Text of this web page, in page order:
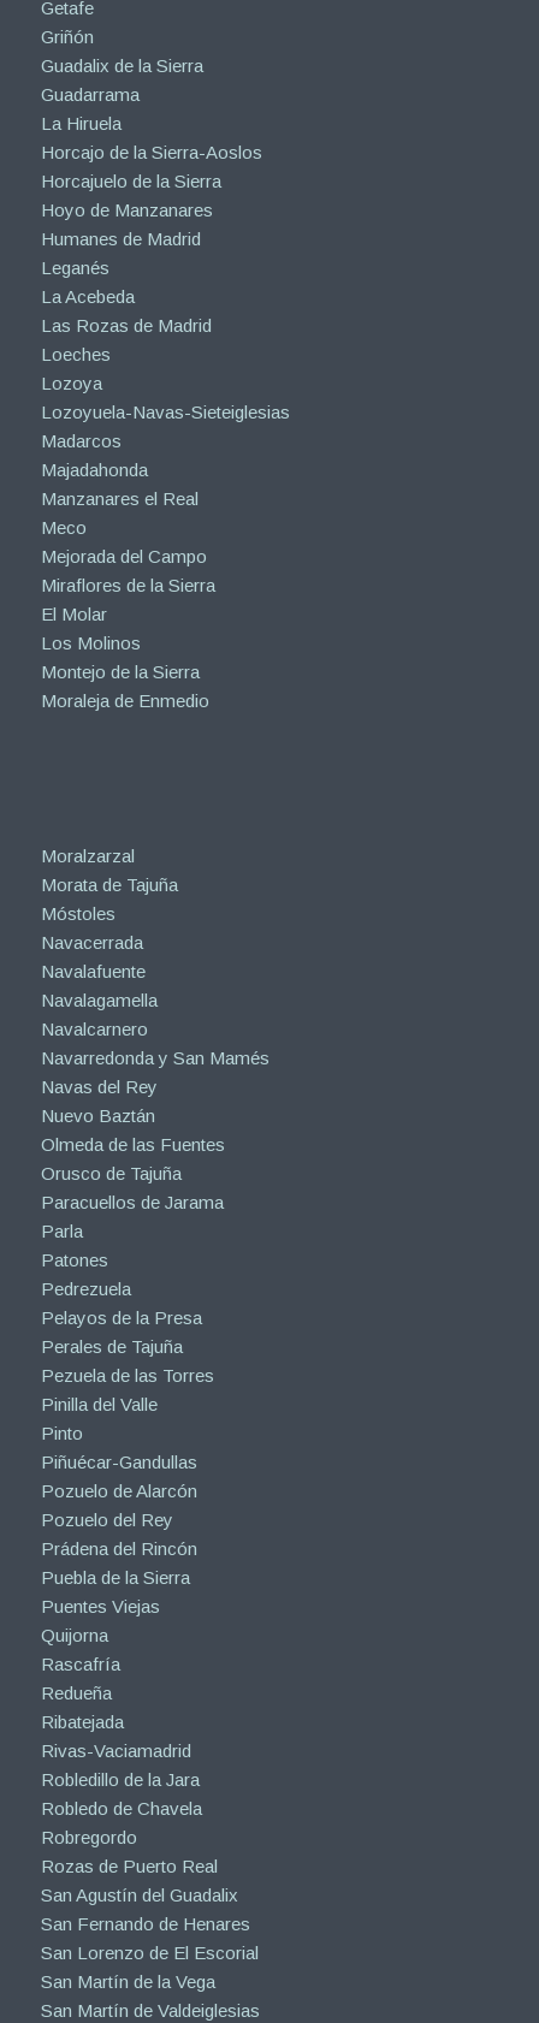
Getafe
Griñón
Guadalix de la Sierra
Guadarrama
La Hiruela
Horcajo de la Sierra-Aoslos
Horcajuelo de la Sierra
Hoyo de Manzanares
Humanes de Madrid
Leganés
La Acebeda
Las Rozas de Madrid
Loeches
Lozoya
Lozoyuela-Navas-Sieteiglesias
Madarcos
Majadahonda
Manzanares el Real
Meco
Mejorada del Campo
Miraflores de la Sierra
El Molar
Los Molinos
Montejo de la Sierra
Moraleja de Enmedio
Moralzarzal
Morata de Tajuña
Móstoles
Navacerrada
Navalafuente
Navalagamella
Navalcarnero
Navarredonda y San Mamés
Navas del Rey
Nuevo Baztán
Olmeda de las Fuentes
Orusco de Tajuña
Paracuellos de Jarama
Parla
Patones
Pedrezuela
Pelayos de la Presa
Perales de Tajuña
Pezuela de las Torres
Pinilla del Valle
Pinto
Piñuécar-Gandullas
Pozuelo de Alarcón
Pozuelo del Rey
Prádena del Rincón
Puebla de la Sierra
Puentes Viejas
Quijorna
Rascafría
Redueña
Ribatejada
Rivas-Vaciamadrid
Robledillo de la Jara
Robledo de Chavela
Robregordo
Rozas de Puerto Real
San Agustín del Guadalix
San Fernando de Henares
San Lorenzo de El Escorial
San Martín de la Vega
San Martín de Valdeiglesias